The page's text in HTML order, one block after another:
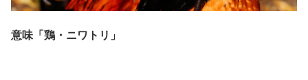
意味「鶏・ニワトリ」